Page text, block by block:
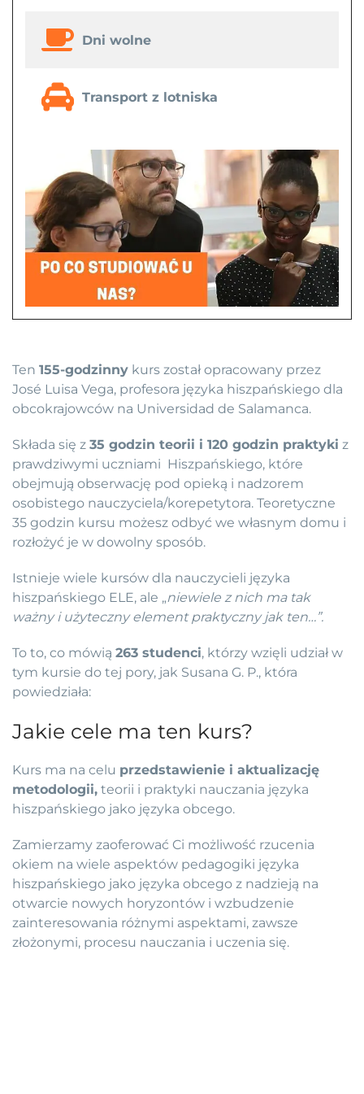
Dni wolne
Transport z lotniska
Ten 155-godzinny kurs został opracowany przez
José Luisa Vega, profesora języka hiszpańskiego dla
obcokrajowców na Universidad de Salamanca.
Składa się z 35 godzin teorii i 120 godzin praktyki z
prawdziwymi uczniami Hiszpańskiego, które
obejmują obserwację pod opieką i nadzorem
osobistego nauczyciela/korepetytora. Teoretyczne
35 godzin kursu możesz odbyć we własnym domu i
rozłożyć je w dowolny sposób.
Istnieje wiele kursów dla nauczycieli języka
hiszpańskiego ELE, ale „niewiele z nich ma tak
ważny i użyteczny element praktyczny jak ten…”.
To to, co mówią 263 studenci, którzy wzięli udział w
tym kursie do tej pory, jak Susana G. P., która
powiedziała:
Jakie cele ma ten kurs?
Kurs ma na celu przedstawienie i aktualizację
metodologii, teorii i praktyki nauczania języka
hiszpańskiego jako języka obcego.
Zamierzamy zaoferować Ci możliwość rzucenia
okiem na wiele aspektów pedagogiki języka
hiszpańskiego jako języka obcego z nadzieją na
otwarcie nowych horyzontów i wzbudzenie
zainteresowania różnymi aspektami, zawsze
złożonymi, procesu nauczania i uczenia się.